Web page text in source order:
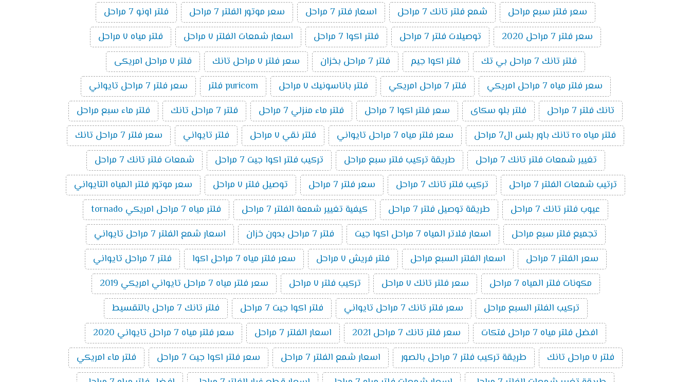
سعر فلتر سبع مراحل
شمع فلتر تانك 7 مراحل اسعار فلتر 7 مراحل سعر موتور الفلتر 7 مراحل
فلتر اونو 7 مراحل
سعر فلتر 7 مراحل 2020
توصيلات فلتر 7 مراحل فلتر اكوا 7 مراحل اسعار شمعات الفلتر ٧ مراحل
فلتر مياه ٧ مراحل
فلتر تانك 7 مراحل بي تك
فلتر اكوا جيم فلتر 7 مراحل بخزان سعر فلتر ٧ مراحل تانك
فلتر ٧ مراحل امريكى
سعر فلتر مياه 7 مراحل امريكي
فلتر 7 مراحل امريكي فلتر باناسونيك ٧ مراحل puricom فلتر
سعر فلتر 7 مراحل تايواني
تانك فلتر 7 مراحل
فلتر بلو سكاى سعر فلتر اكوا 7 مراحل فلتر ماء منزلي 7 مراحل فلتر 7 مراحل تانك
فلتر ماء سبع مراحل
فلتر مياه ro تانك باور بلس ال7 مراحل
سعر فلتر مياه 7 مراحل تايواني فلتر نقي ٧ مراحل فلتر تايواني
سعر فلتر 7 مراحل تانك
تغيير شمعات فلتر تانك 7 مراحل
طريقة تركيب فلتر سبع مراحل تركيب فلتر اكوا جيت 7 مراحل
شمعات فلتر تانك 7 مراحل
ترتيب شمعات الفلتر 7 مراحل
تركيب فلتر تانك 7 مراحل سعر فلتر 7 مراحل توصيل فلتر ٧ مراحل
سعر موتور فلتر المياه التايواني
عيوب فلتر تانك 7 مراحل
طريقة توصيل فلتر 7 مراحل كيفية تغيير شمعة الفلتر 7 مراحل
فلتر مياه 7 مراحل امريكي tornado
تجميع فلتر سبع مراحل
اسعار فلاتر المياه 7 مراحل اكوا جيت فلتر 7 مراحل بدون خزان
اسعار شمع الفلتر 7 مراحل تايواني
سعر الفلتر 7 مراحل
اسعار الفلتر السبع مراحل فلتر فريش ٧ مراحل سعر فلتر مياه 7 مراحل اكوا
فلتر 7 مراحل تايواني
مكونات فلتر المياه 7 مراحل
سعر فلتر تانك ٧ مراحل تركيب فلتر ٧ مراحل
سعر فلتر مياه 7 مراحل تايواني امريكي 2019
تركيب الفلتر السبع مراحل
سعر فلتر تانك 7 مراحل تايواني فلتر اكوا جيت 7 مراحل
فلتر تانك 7 مراحل بالتقسيط
افضل فلتر مياه 7 مراحل فتكات
سعر فلتر تانك 7 مراحل 2021 اسعار الفلتر 7 مراحل
سعر فلتر مياه 7 مراحل تايواني 2020
فلتر ٧ مراحل تانك
طريقة تركيب فلتر 7 مراحل بالصور اسعار شمع الفلتر 7 مراحل سعر فلتر اكوا جيت 7 مراحل
فلتر ماء امريكي